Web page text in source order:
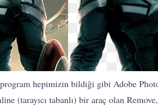
hepimizin bildiği gibi Adobe
(tarayıcı tabanlı) bir araç olan